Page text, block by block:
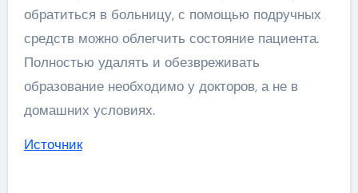
обратиться в больницу, с помощью подручных
средств можно облегчить состояние пациента.
Полностью удалять и обезвреживать
образование необходимо у докторов, а не в
домашних условиях.
Источник